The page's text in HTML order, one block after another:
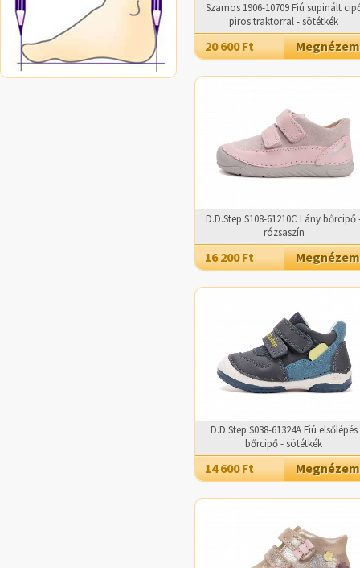
Szamos 1906-10709 Fiú supinált
piros traktorral - sötétkék
20 600 Ft Megnézem
D.D.Step S108-61210C Lány bőrcipő
rózsaszín
16 200 Ft Megnézem
D.D.Step S038-61324A Fiú elsőlépés
bőrcipő - sötétkék
14 600 Ft Megnézem